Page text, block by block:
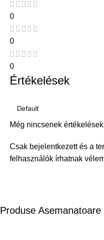
0
0
0
Értékelések
Még nincsenek
Csak bejelentkezett és a
felhasználók írhatnak
Produse Asemanatoare